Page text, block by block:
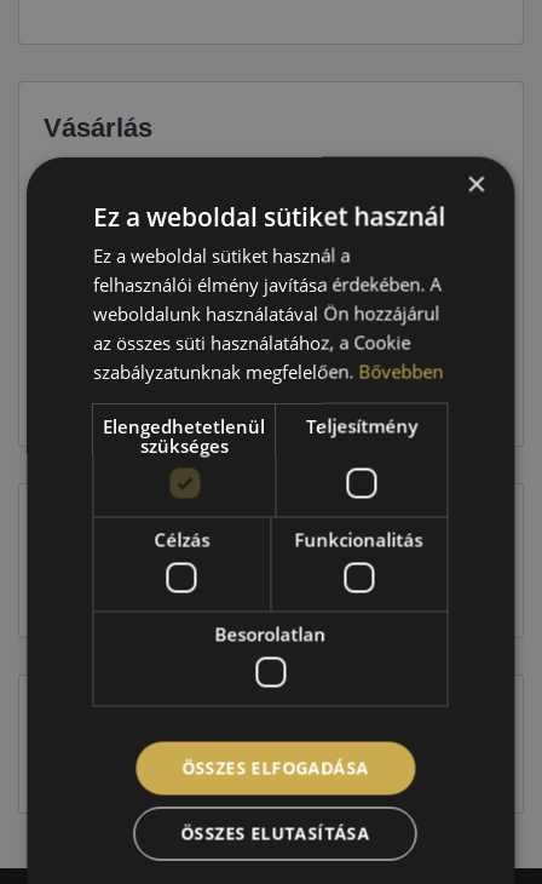
Vásárlás
25 390 Ft
Raktáron:
101 560 Ft
Kosárba
EU-s abroncscímke
jellegűek. Előfordulhat, hogy még a korábbi EU-s
címkével ellátott abroncs kerül kiszállításra.
×
Ez a weboldal sütiket használ
Ez a weboldal sütiket használ a
felhasználói élmény javítása érdekében. A
weboldalunk használatával Ön hozzájárul
az összes süti használatához, a Cookie
szabályzatunknak megfelelően. Bővebben
Elengedhetetlenül
szükséges
Teljesítmény
Célzás Funkcionalitás
Besorolatlan
ÖSSZES ELFOGADÁSA
ÖSSZES ELUTASÍTÁSA